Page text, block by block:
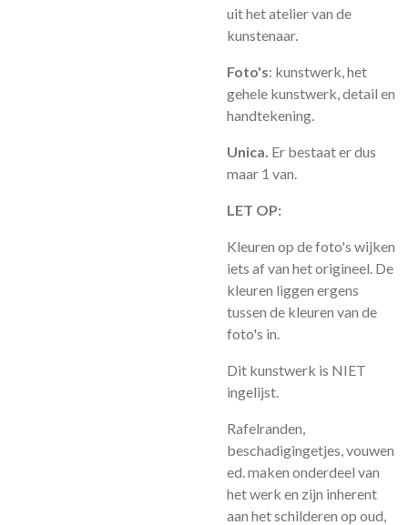
uit het atelier van de
kunstenaar.
Foto's: kunstwerk, het
gehele kunstwerk, detail en
handtekening.
Unica. Er bestaat er dus
maar 1 van.
LET OP:
Kleuren op de foto's wijken
iets af van het origineel. De
kleuren liggen ergens
tussen de kleuren van de
foto's in.
Dit kunstwerk is NIET
ingelijst.
Rafelranden,
beschadigingetjes, vouwen
ed. maken onderdeel van
het werk en zijn inherent
aan het schilderen op oud,